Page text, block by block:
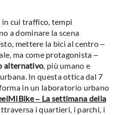
cui traffico, tempi
a dominare la scena
mettere la bici al centro –
ma come protagonista –
alternativo, più umano e
In questa ottica dal 7
in un laboratorio urbano
– La settimana della
i quartieri, i parchi, i